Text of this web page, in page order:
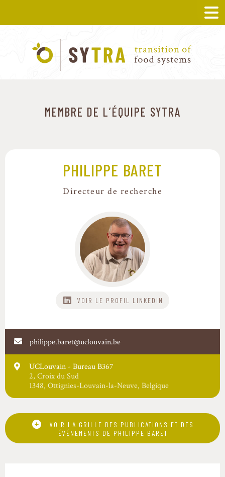
MEMBRE DE L’ÉQUIPE SYTRA
PHILIPPE BARET
Directeur de recherche
VOIR LE PROFIL
philippe.baret@uclouvain.be
UCLouvain - Bureau B367
2, Croix du Sud
1348, Ottignies-Louvain-la-Neuve, Belgique
VOIR LA GRILLE DES PUBLICATIONS ET DES
ÉVÉNEMENTS DE PHILIPPE BARET